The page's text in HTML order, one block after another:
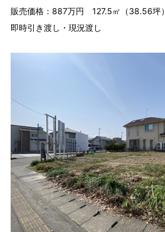
販売価格：887万円 127.5㎡（38.56坪）
即時引き渡し・現況渡し